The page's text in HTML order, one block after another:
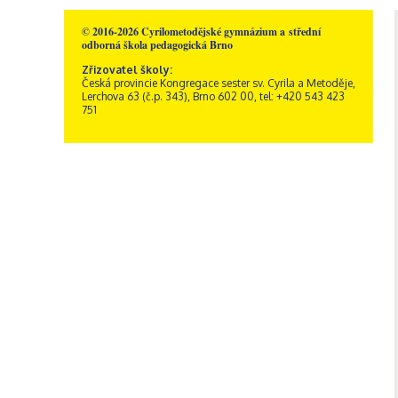
© 2016-2026 Cyrilometodějské gymnázium a střední
odborná škola pedagogická Brno
Zřizovatel školy:
Česká provincie Kongregace sester sv. Cyrila a Metoděje,
Lerchova 63 (č.p. 343), Brno 602 00, tel: +420 543 423
751